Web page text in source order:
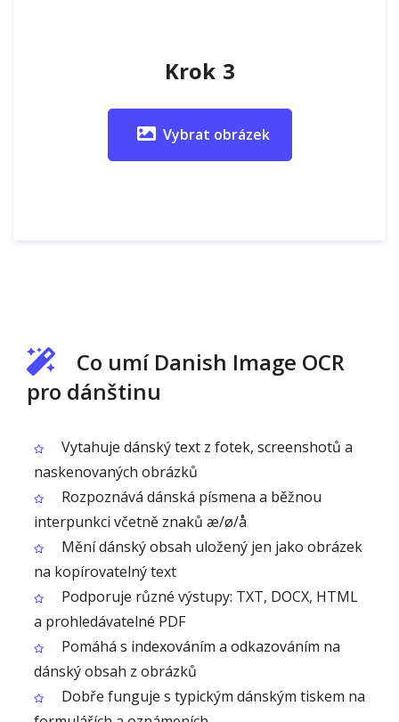
Krok 3
Vybrat obrázek
Co umí Danish Image OCR
pro dánštinu
Vytahuje dánský text z fotek, screenshotů a
naskenovaných obrázků
Rozpoznává dánská písmena a běžnou
interpunkci včetně znaků æ/ø/å
Mění dánský obsah uložený jen jako obrázek
na kopírovatelný text
Podporuje různé výstupy: TXT, DOCX, HTML
a prohledávatelné PDF
Pomáhá s indexováním a odkazováním na
dánský obsah z obrázků
Dobře funguje s typickým dánským tiskem na